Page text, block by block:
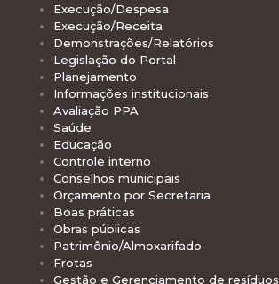
Execução/Despesa
Execução/Receita
Demonstrações/Relatórios
Legislação do Portal
Planejamento
Informações institucionais
Avaliação PPA
Saúde
Educação
Controle interno
Conselhos municipais
Orçamento por Secretaria
Boas práticas
Obras públicas
Patrimônio/Almoxarifado
Frotas
Gestão e Gerenciamento de resíduos